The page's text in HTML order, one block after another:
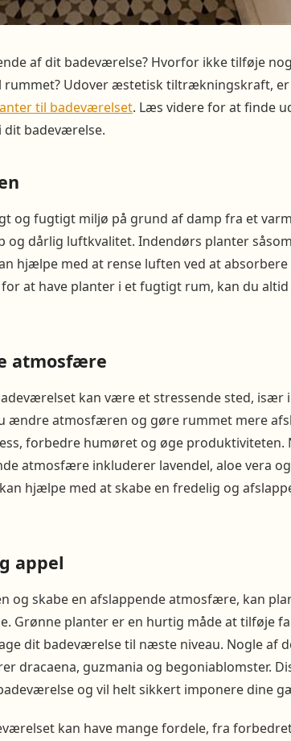
af dit badeværelse? Hvorfor ikke tilføje
rummet? Udover æstetisk tiltrækningskraft,
til badeværelset. Læs videre for at finde
dit badeværelse.
og fugtigt miljø på grund af damp fra et
og dårlig luftkvalitet. Indendørs planter
hjælpe med at rense luften ved at
at have planter i et fugtigt rum, kan du
atmosfære
kan være et stressende sted, især
ændre atmosfæren og gøre rummet mere
forbedre humøret og øge produktiviteten.
atmosfære inkluderer lavendel, aloe vera
hjælpe med at skabe en fredelig og
appel
og skabe en afslappende atmosfære, kan
Grønne planter er en hurtig måde at tilføje
dit badeværelse til næste niveau. Nogle af
dracaena, guzmania og begoniablomster.
og vil helt sikkert imponere dine
kan have mange fordele, fra